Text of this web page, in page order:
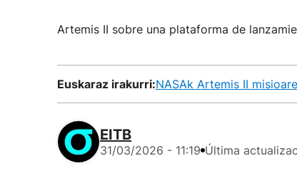
Artemis II sobre una plataforma de
Euskaraz irakurri:NASAk Artemis II
EITB
31/03/2026 - 11:19 Última